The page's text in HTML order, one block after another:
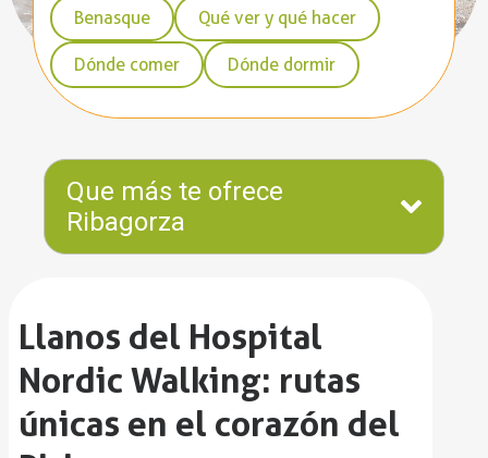
Benasque Qué ver y qué hacer
Dónde comer Dónde dormir
Que más te ofrece
Ribagorza
Llanos del Hospital
Nordic Walking: rutas
únicas en el corazón del